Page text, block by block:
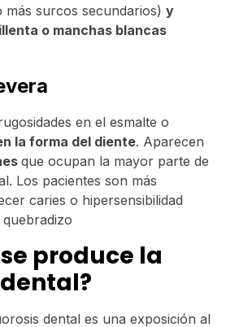
más surcos secundarios)y
o manchas blancas
en el esmalte o
la forma del diente. Aparecen
que ocupan la mayor parte de
Los pacientes son más
caries o hipersensibilidad
produce la
dental es una exposición al